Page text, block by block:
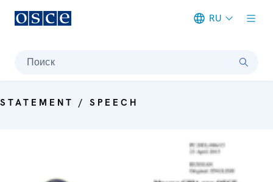
RU
Поиск
STATEMENT / SPEECH